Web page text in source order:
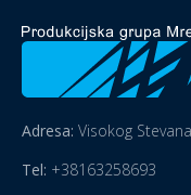
Adresa: Visokog
Tel: +38163258693